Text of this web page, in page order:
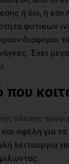
ή όχι, ή εάν
φυτικών
διάφοροι
Έχει
που
άλεσης
οφέλη για
λειτουργία